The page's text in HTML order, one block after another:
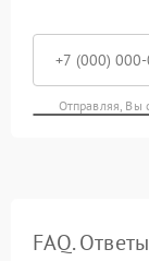
Отправляя, Вы
FAQ.